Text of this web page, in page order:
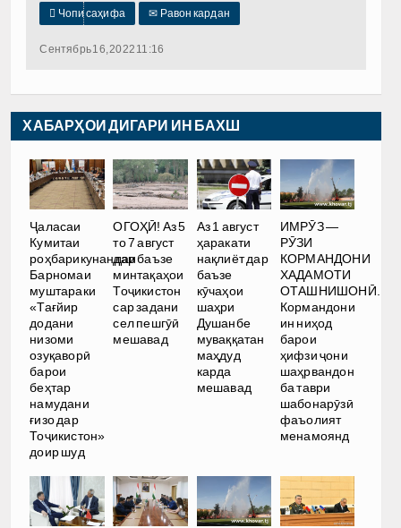
 Чопи саҳифа ✉ Равон кардан
Сентябрь 16, 2022 11:16
ХАБАРҲОИ ДИГАРИ ИН БАХШ
Ҷаласаи
Кумитаи
роҳбарикунандаи
Барномаи
муштараки
«Тағйир
додани
низоми
озуқаворӣ
барои
беҳтар
намудани
ғизо дар
Тоҷикистон»
доир шуд
ОГОҲӢ! Аз 5
то 7 август
дар баъзе
минтақаҳои
Тоҷикистон
сар задани
сел пешгӯӣ
мешавад
Аз 1 август
ҳаракати
нақлиёт дар
баъзе
кӯчаҳои
шаҳри
Душанбе
муваққатан
маҳдуд
карда
мешавад
ИМРӮЗ —
РӮЗИ
КОРМАНДОНИ
ХАДАМОТИ
ОТАШНИШОНӢ.
Кормандони
ин ниҳод
барои
ҳифзи ҷони
шаҳрвандон
ба таври
шабонарӯзӣ
фаъолият
менамоянд